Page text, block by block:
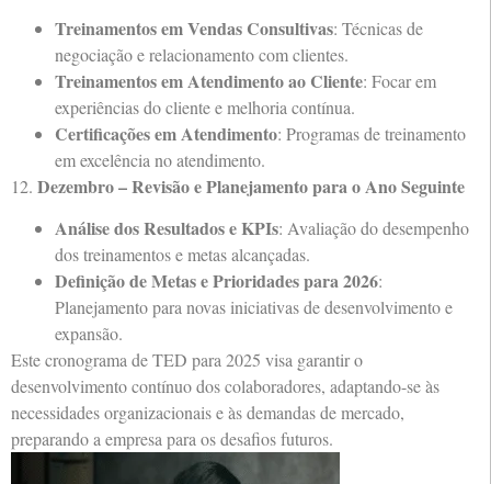
Treinamentos em Vendas Consultivas: Técnicas de
negociação e relacionamento com clientes.
Treinamentos em Atendimento ao Cliente: Focar em
experiências do cliente e melhoria contínua.
Certificações em Atendimento: Programas de treinamento
em excelência no atendimento.
12. Dezembro – Revisão e Planejamento para o Ano Seguinte
Análise dos Resultados e KPIs: Avaliação do desempenho
dos treinamentos e metas alcançadas.
Definição de Metas e Prioridades para 2026:
Planejamento para novas iniciativas de desenvolvimento e
expansão.
Este cronograma de TED para 2025 visa garantir o
desenvolvimento contínuo dos colaboradores, adaptando-se às
necessidades organizacionais e às demandas de mercado,
preparando a empresa para os desafios futuros.